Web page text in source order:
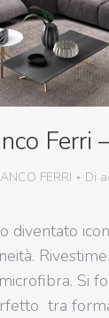
Ferri
FERRI Di
diventato
Si
tra